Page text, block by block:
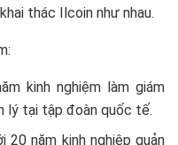
thác Ilcoin như nhau.
kinh nghiệm làm giám
lý tại tập đoàn quốc tế.
20 năm kinh nghiệp quản